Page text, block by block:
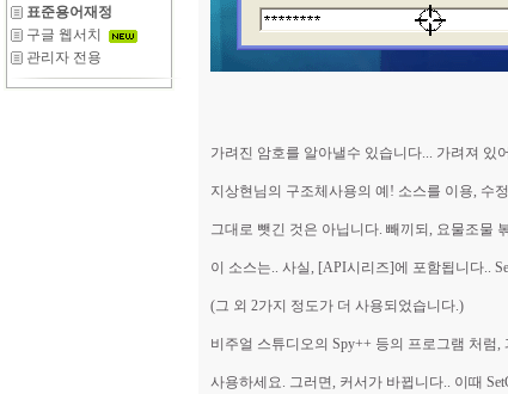
표준용어재정
구글 웹서치
관리자 전용
가려진 암호를 알아낼수 있습니다... 가려져 있
지상현님의 구조체사용의 예! 소스를 이용, 수
그대로 뺏긴 것은 아닙니다. 빼끼되, 요물조물
이 소스는.. 사실, [API시리즈]에 포함됩니다..
(그 외 2가지 정도가 더 사용되었습니다.)
비주얼 스튜디오의 Spy++ 등의 프로그램 처럼,
사용하세요. 그러면, 커서가 바뀝니다.. 이때